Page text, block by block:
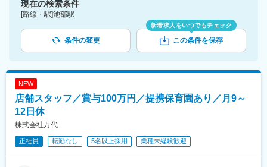
現在の検索条件
[路線・駅]池部駅
条件の変更
新着求人をいつでもチェック
この条件を保存
NEW
店舗スタッフ／賞与100万円／提携保育園あり／月9～
12日休
株式会社万代
正社員 転勤なし 5名以上採用 業種未経験歓迎